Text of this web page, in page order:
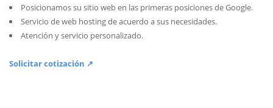
Posicionamos su sitio web en las primeras posiciones de Google.
Servicio de web hosting de acuerdo a sus necesidades.
Atención y servicio personalizado.
Solicitar cotización ↗